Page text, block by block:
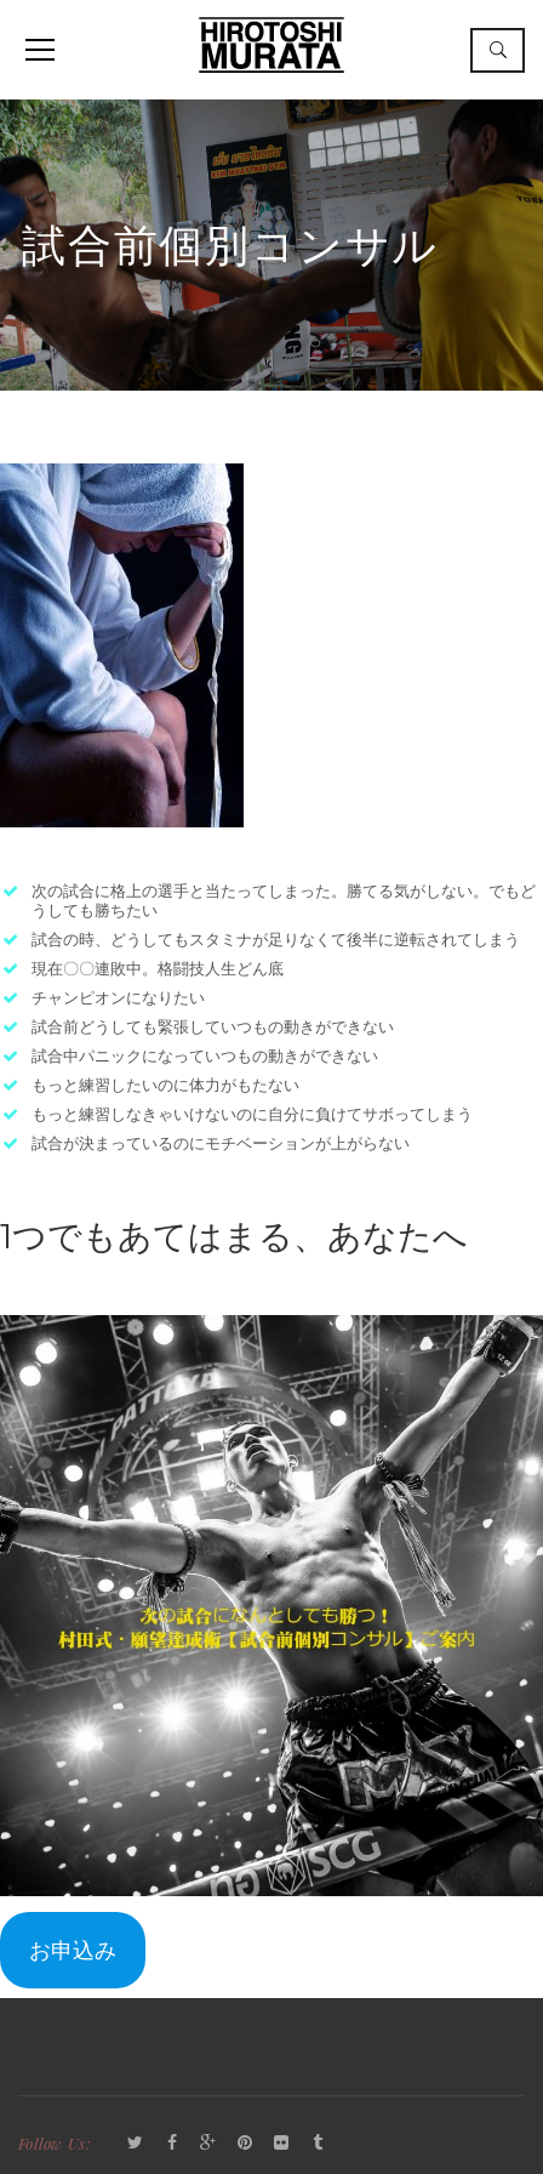
試合前個別コンサル
次の試合に格上の選手と当たってしまった。勝てる気がしない。でもど
うしても勝ちたい
試合の時、どうしてもスタミナが足りなくて後半に逆転されてしまう
現在〇〇連敗中。格闘技人生どん底
チャンピオンになりたい
試合前どうしても緊張していつもの動きができない
試合中パニックになっていつもの動きができない
もっと練習したいのに体力がもたない
もっと練習しなきゃいけないのに自分に負けてサボってしまう
試合が決まっているのにモチベーションが上がらない
1つでもあてはまる、あなたへ
お申込み
Follow Us: